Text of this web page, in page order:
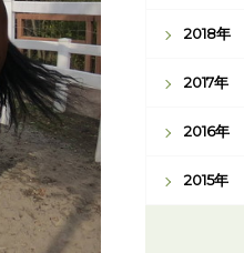
2018年
2017年
2016年
2015年